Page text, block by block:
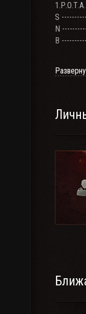
S
N
B
- от 2
- при